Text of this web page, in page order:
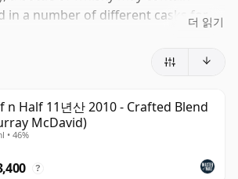
in a number of different casks for
Old (or 십일 Years Old) then,
bottled it ceases its maturation,
continues to age in the bottle, so 십
더 읽기
n Half 11년산 2010 - Crafted Blend
McDavid)
• 46%
?